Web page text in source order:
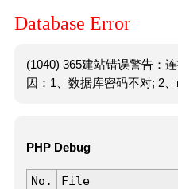
Database Error
(1040) 365建站错误警告：
因：1、数据库密码不对; 2、
PHP Debug
No. File